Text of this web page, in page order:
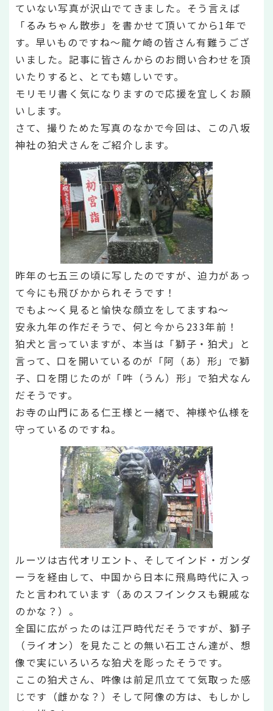
ていない写真が沢山でてきました。そう言えば
「るみちゃん散歩」を書かせて頂いてから1年で
す。早いものですね～龍ケ崎の皆さん有難うござ
いました。記事に皆さんからのお問い合わせを頂
いたりすると、とても嬉しいです。
モリモリ書く気になりますので応援を宜しくお願
いします。
さて、撮りためた写真のなかで今回は、この八坂
神社の狛犬さんをご紹介します。
昨年の七五三の頃に写したのですが、迫力があっ
て今にも飛びかかられそうです！
でもよ～く見ると愉快な顔立をしてますね～
安永九年の作だそうで、何と今から233年前！
狛犬と言っていますが、本当は「獅子・狛犬」と
言って、口を開いているのが「阿（あ）形」で獅
子、口を閉じたのが「吽（うん）形」で狛犬なん
だそうです。
お寺の山門にある仁王様と一緒で、神様や仏様を
守っているのですね。
ルーツは古代オリエント、そしてインド・ガンダ
ーラを経由して、中国から日本に飛鳥時代に入っ
たと言われています（あのスフインクスも親戚な
のかな？）。
全国に広がったのは江戸時代だそうですが、獅子
（ライオン）を見たことの無い石工さん達が、想
像で実にいろいろな狛犬を彫ったそうです。
ここの狛犬さん、吽像は前足爪立てて気取った感
じです（雌かな？）そして阿像の方は、もしかし